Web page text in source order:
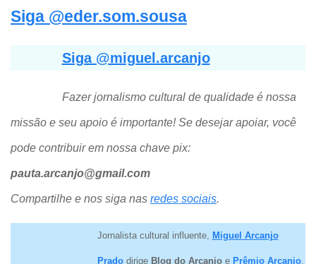
Siga @eder.som.sousa
Siga @miguel.arcanjo
Fazer jornalismo cultural de qualidade é nossa
missão e seu apoio é importante! Se desejar apoiar, você
pode contribuir em nossa chave pix:
pauta.arcanjo@gmail.com
Compartilhe e nos siga nas redes sociais.
Jornalista cultural influente, Miguel Arcanjo
Pradodirige Blog do Arcanjoe Prêmio Arcanjo.